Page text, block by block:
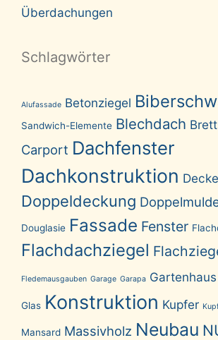
Überdachungen
Schlagwörter
Alufassade Betonziegel
Sandwich-Elemente Blechdach
Carport Dachfenster
Dachkonstruktion
Doppeldeckung
Douglasie Fassade Fenster
Flachdachziegel
Fledemausgauben Garage Garapa Gartenhaus
Glas Konstruktion Kupfer
Mansard Massivholz Neubau